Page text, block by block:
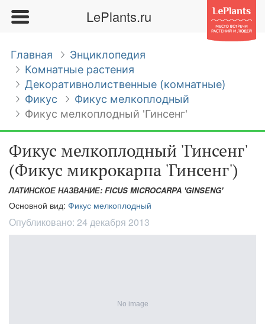
LePlants.ru
Главная
Энциклопедия
Комнатные растения
Декоративнолиственные (комнатные)
Фикус
Фикус мелкоплодный
Фикус мелкоплодный 'Гинсенг'
Фикус мелкоплодный 'Гинсенг'
(Фикус микрокарпа 'Гинсенг')
ЛАТИНСКОЕ НАЗВАНИЕ: FICUS MICROCARPA 'GINSENG'
Основной вид: Фикус мелкоплодный
Опубликовано: 24 декабря 2013